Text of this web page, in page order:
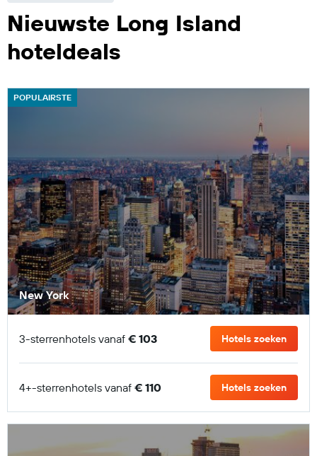
Nieuwste Long Island
hoteldeals
POPULAIRSTE
New York
3-sterrenhotels vanaf € 103 Hotels zoeken
4+-sterrenhotels vanaf € 110 Hotels zoeken